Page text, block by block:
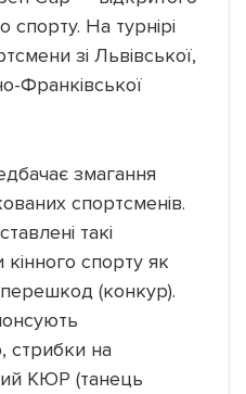
спорту. На турнірі
зі Львівської,
Франківської
змагання
спортсменів.
такі
кінного спорту як
(конкур).
стрибки на
КЮР (танець